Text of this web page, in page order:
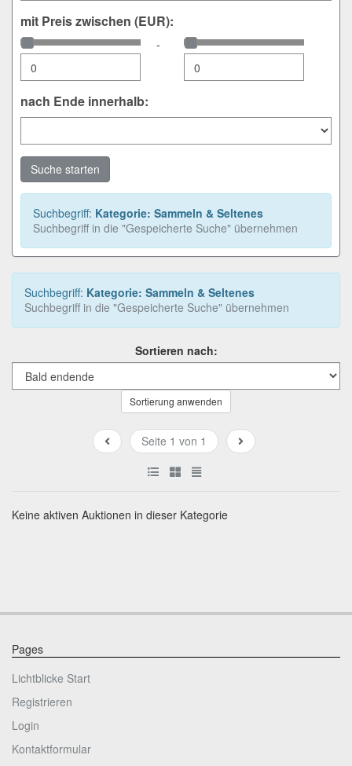
mit Preis zwischen (EUR):
-
nach Ende innerhalb:
Suche starten
Suchbegriff: Kategorie: Sammeln & Seltenes
Suchbegriff in die "Gespeicherte Suche" übernehmen
Suchbegriff: Kategorie: Sammeln & Seltenes
Suchbegriff in die "Gespeicherte Suche" übernehmen
Sortieren nach:
Sortierung anwenden
Seite 1 von 1
Keine aktiven Auktionen in dieser Kategorie
Pages
Lichtblicke Start
Registrieren
Login
Kontaktformular